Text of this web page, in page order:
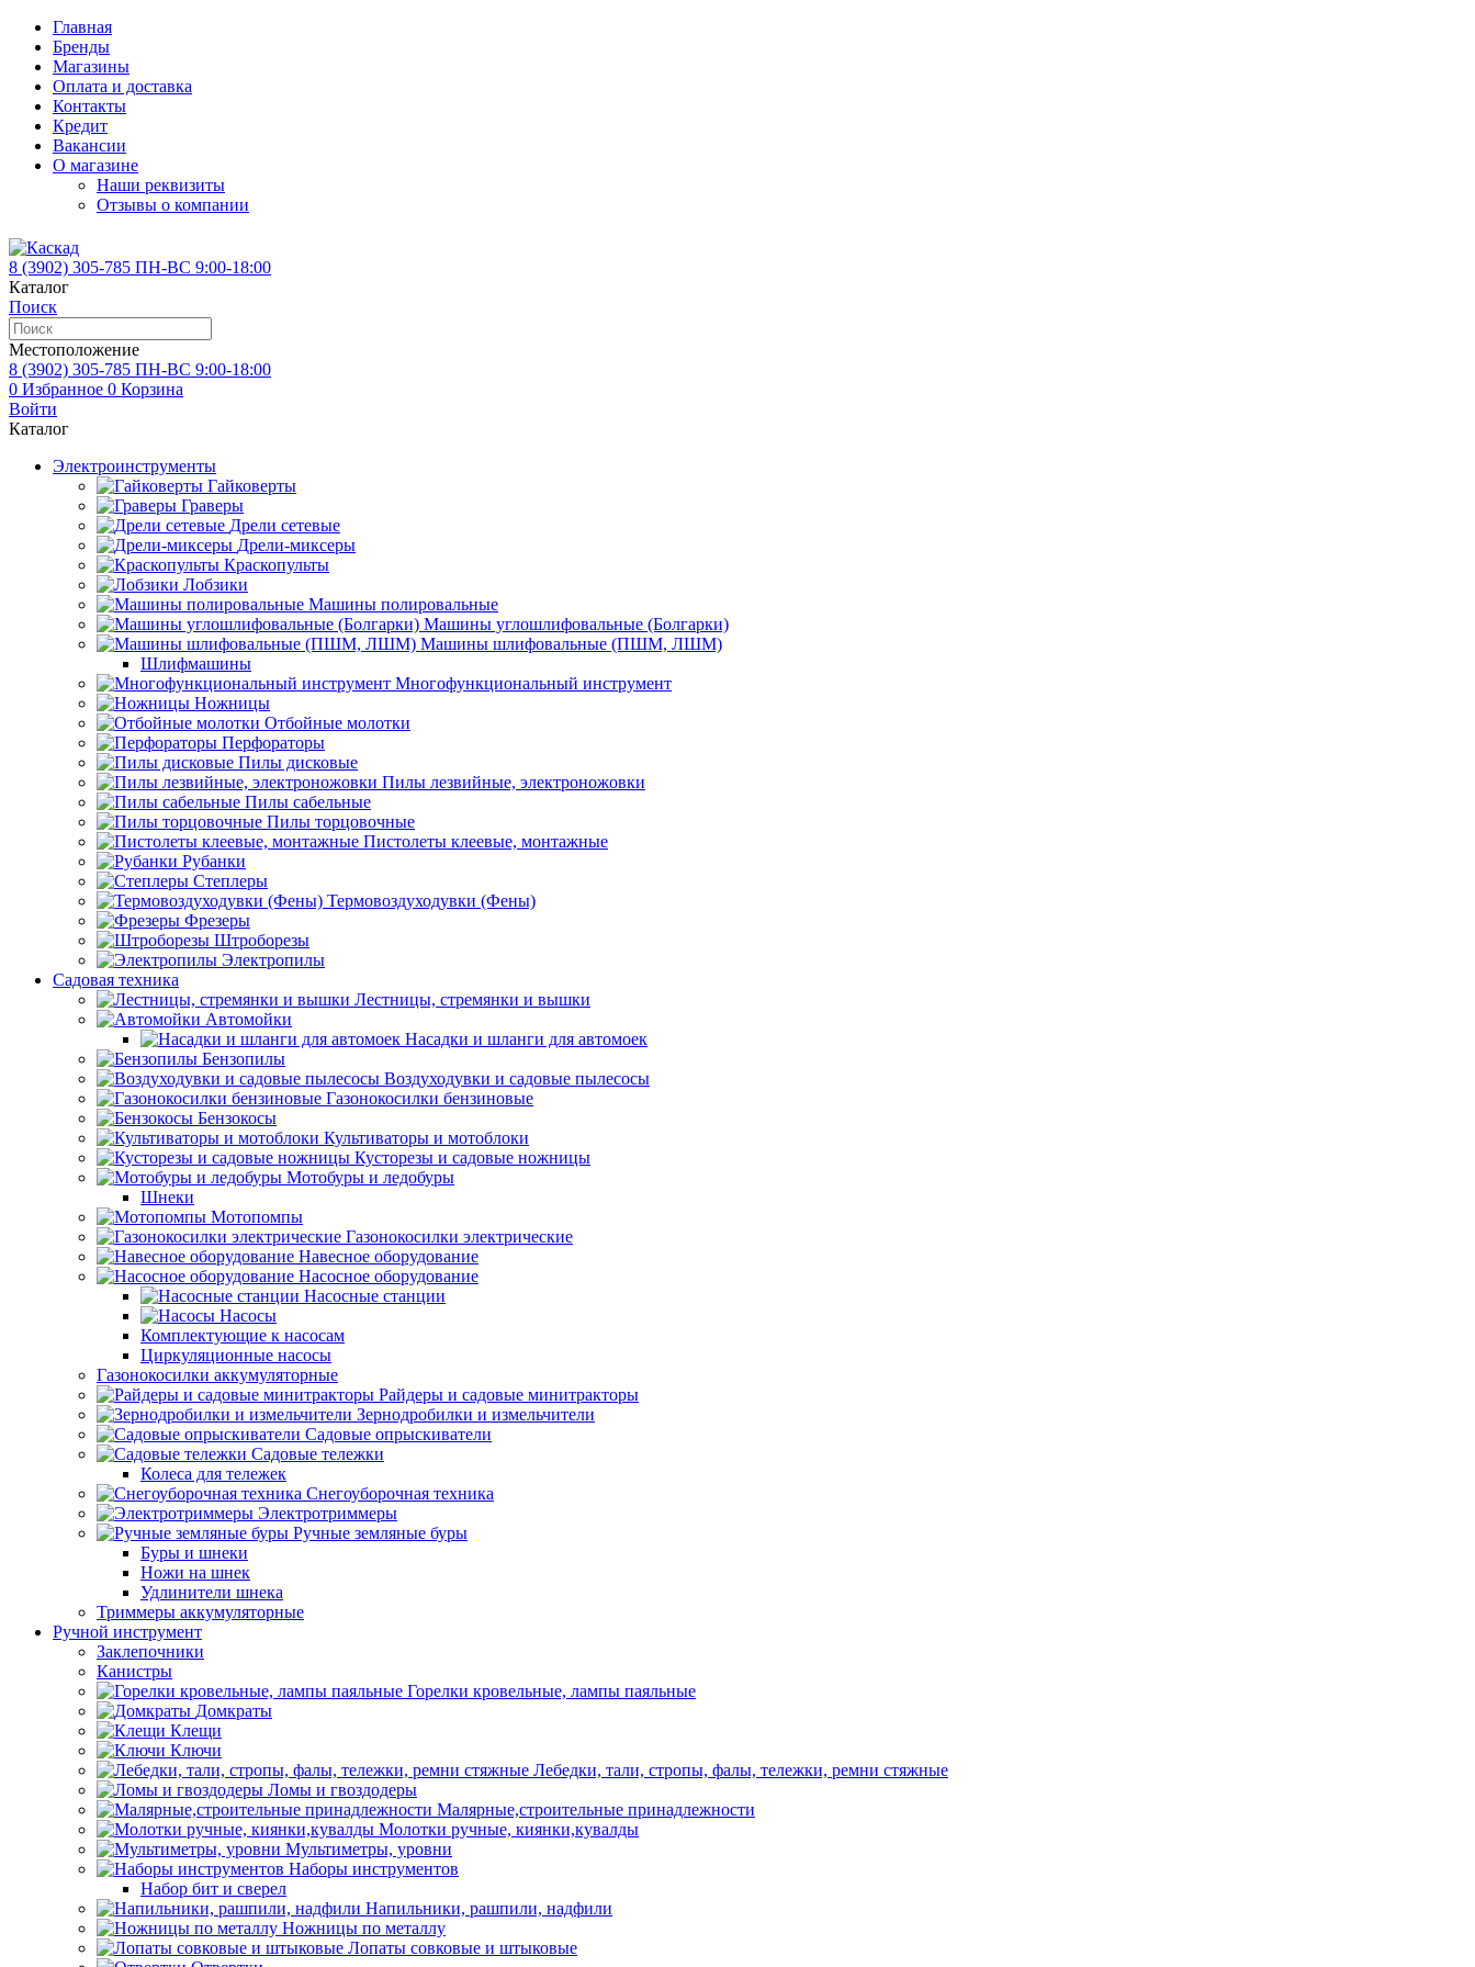
Главная
Бренды
Магазины
Оплата и доставка
Контакты
Кредит
Вакансии
О магазине
Наши реквизиты
Отзывы о компании
8 (3902) 305-785 ПН-ВС 9:00-18:00
Каталог
Поиск
Местоположение
8 (3902) 305-785 ПН-ВС 9:00-18:00
0 Избранное 0 Корзина
Войти
Каталог
Электроинструменты
Гайковерты
Граверы
Дрели сетевые
Дрели-миксеры
Краскопульты
Лобзики
Машины полировальные
Машины углошлифовальные (Болгарки)
Машины шлифовальные (ПШМ, ЛШМ)
Шлифмашины
Многофункциональный инструмент
Ножницы
Отбойные молотки
Перфораторы
Пилы дисковые
Пилы лезвийные, электроножовки
Пилы сабельные
Пилы торцовочные
Пистолеты клеевые, монтажные
Рубанки
Степлеры
Термовоздуходувки (Фены)
Фрезеры
Штроборезы
Электропилы
Садовая техника
Лестницы, стремянки и вышки
Автомойки
Насадки и шланги для автомоек
Бензопилы
Воздуходувки и садовые пылесосы
Газонокосилки бензиновые
Бензокосы
Культиваторы и мотоблоки
Кусторезы и садовые ножницы
Мотобуры и ледобуры
Шнеки
Мотопомпы
Газонокосилки электрические
Навесное оборудование
Насосное оборудование
Насосные станции
Насосы
Комплектующие к насосам
Циркуляционные насосы
Газонокосилки аккумуляторные
Райдеры и садовые минитракторы
Зернодробилки и измельчители
Садовые опрыскиватели
Садовые тележки
Колеса для тележек
Снегоуборочная техника
Электротриммеры
Ручные земляные буры
Буры и шнеки
Ножи на шнек
Удлинители шнека
Триммеры аккумуляторные
Ручной инструмент
Заклепочники
Канистры
Горелки кровельные, лампы паяльные
Домкраты
Клещи
Ключи
Лебедки, тали, стропы, фалы, тележки, ремни стяжные
Ломы и гвоздодеры
Малярные,строительные принадлежности
Молотки ручные, киянки,кувалды
Мультиметры, уровни
Наборы инструментов
Набор бит и сверел
Напильники, рашпили, надфили
Ножницы по металлу
Лопаты совковые и штыковые